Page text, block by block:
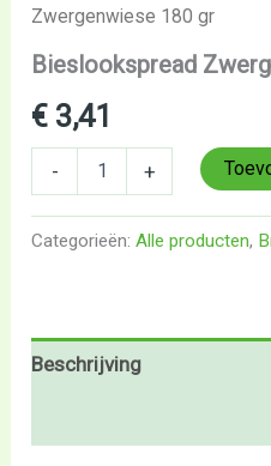
Zwergenwiese 180 gr
Bieslookspread
€ 3,41
- +
Categorieën:Alle producten,
Beschrijving